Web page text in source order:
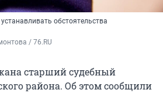
обстоятельства
/ 76.RU
старший судебный
района. Об этом сообщили